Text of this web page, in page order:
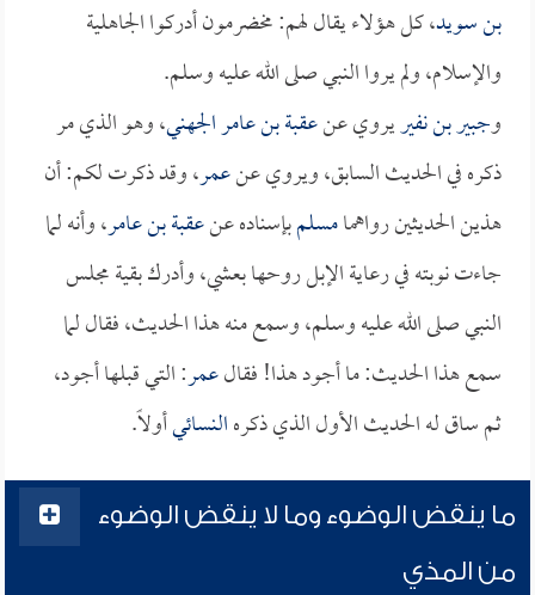
بن سويد، كل هؤلاء يقال لهم: مخضرمون أدركوا الجاهلية
والإسلام، ولم يروا النبي صلى الله عليه وسلم.
وجبير بن نفيريروي عنعقبة بن عامر الجهني، وهو الذي مر
ذكره في الحديث السابق، ويروي عنعمر، وقد ذكرت لكم: أن
هذين الحديثين رواهمامسلمبإسناده عنعقبة بن عامر، وأنه لما
جاءت نوبته في رعاية الإبل روحها بعشي، وأدرك بقية مجلس
النبي صلى الله عليه وسلم، وسمع منه هذا الحديث، فقال لما
سمع هذا الحديث: ما أجود هذا! فقالعمر: التي قبلها أجود،
ثم ساق له الحديث الأول الذي ذكرهالنسائيأولاً.
ما ينقض الوضوء وما لا ينقض الوضوء
من المذي